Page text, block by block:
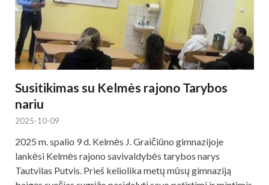
Susitikimas su Kelmės rajono Tarybos
nariu
2025-10-09
2025 m. spalio 9 d. Kelmės J. Graičiūno gimnazijoje
lankėsi Kelmės rajono savivaldybės tarybos narys
Tautvilas Putvis. Prieš keliolika metų mūsų gimnaziją